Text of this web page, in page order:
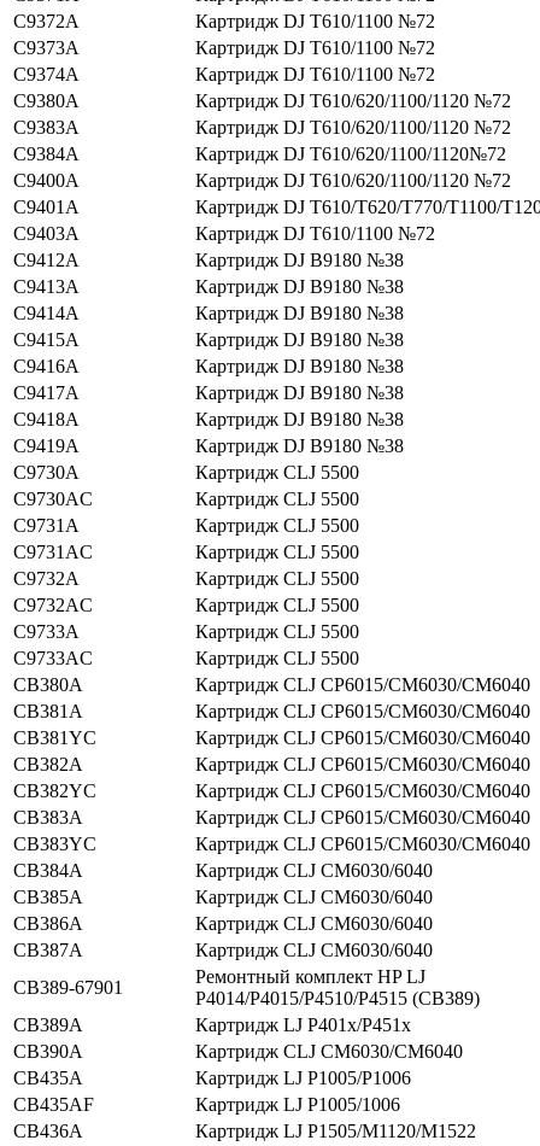
C9372A
Картридж DJ T610/1100 №72
C9373A
Картридж DJ T610/1100 №72
C9374A
Картридж DJ T610/1100 №72
C9380A
Картридж DJ T610/620/1100/1120 №72
C9383A
Картридж DJ T610/620/1100/1120 №72
C9384A
Картридж DJ T610/620/1100/1120№72
C9400A
Картридж DJ T610/620/1100/1120 №72
C9401A
Картридж DJ T610/T620/T770/T1100/
C9403A
Картридж DJ T610/1100 №72
C9412A
Картридж DJ B9180 №38
C9413A
Картридж DJ B9180 №38
C9414A
Картридж DJ B9180 №38
C9415A
Картридж DJ B9180 №38
C9416A
Картридж DJ B9180 №38
C9417A
Картридж DJ B9180 №38
C9418A
Картридж DJ B9180 №38
C9419A
Картридж DJ B9180 №38
C9730A
Картридж CLJ 5500
C9730AC
Картридж CLJ 5500
C9731A
Картридж CLJ 5500
C9731AC
Картридж CLJ 5500
C9732A
Картридж CLJ 5500
C9732AC
Картридж CLJ 5500
C9733A
Картридж CLJ 5500
C9733AC
Картридж CLJ 5500
CB380A
Картридж CLJ CP6015/CM6030/CM6040
CB381A
Картридж CLJ CP6015/CM6030/CM6040
CB381YC
Картридж CLJ CP6015/CM6030/CM6040
CB382A
Картридж CLJ CP6015/CM6030/CM6040
CB382YC
Картридж CLJ CP6015/CM6030/CM6040
CB383A
Картридж CLJ CP6015/CM6030/CM6040
CB383YC
Картридж CLJ CP6015/CM6030/CM6040
CB384A
Картридж CLJ CM6030/6040
CB385A
Картридж CLJ CM6030/6040
CB386A
Картридж CLJ CM6030/6040
CB387A
Картридж CLJ CM6030/6040
CB389-67901
Ремонтный комплект HP LJ
P4014/P4015/P4510/P4515 (CB389)
CB389A
Картридж LJ P401x/P451x
CB390A
Картридж CLJ CM6030/CM6040
CB435A
Картридж LJ P1005/P1006
CB435AF
Картридж LJ P1005/1006
CB436A
Картридж LJ P1505/M1120/M1522